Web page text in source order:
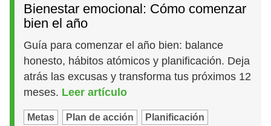
Bienestar emocional: Cómo comenzar
bien el año
Guía para comenzar el año bien: balance
honesto, hábitos atómicos y planificación. Deja
atrás las excusas y transforma tus próximos 12
meses. Leer artículo
Metas Plan de acción Planificación